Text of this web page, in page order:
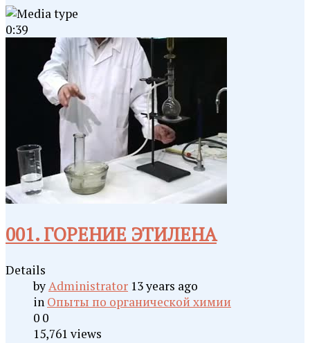
0:39
001. ГОРЕНИЕ ЭТИЛЕНА
Details
byAdministrator 13 years ago
in Опыты по органической химии
0 0
15,761 views